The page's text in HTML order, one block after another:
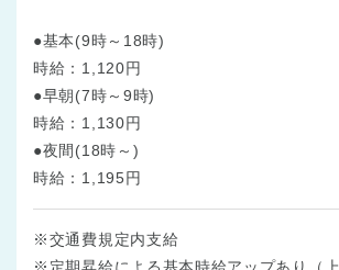
●基本(9時～18時)
時給：1,120円
●早朝(7時～9時)
時給：1,130円
●夜間(18時～)
時給：1,195円
※交通費規定内支給